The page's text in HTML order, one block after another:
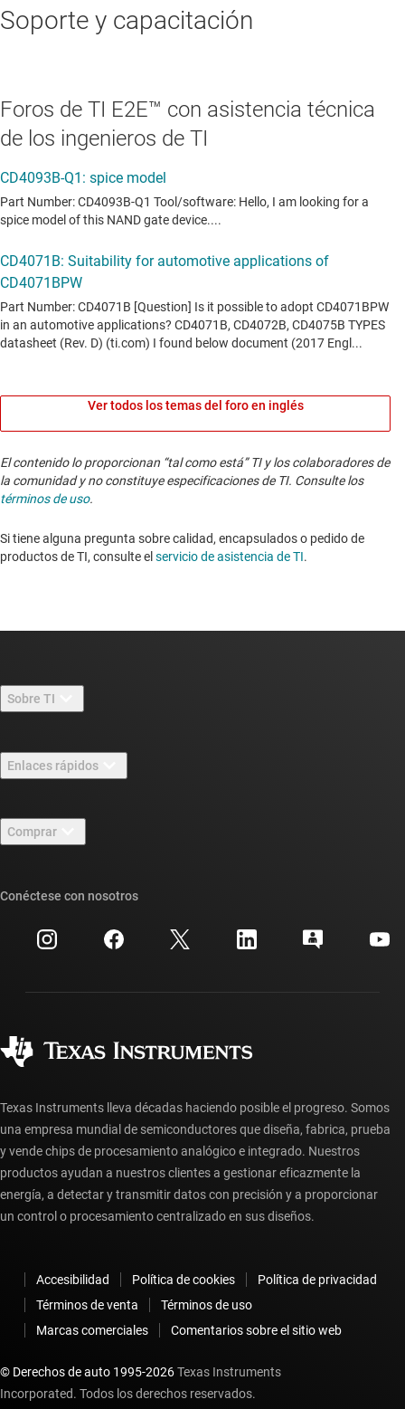
Soporte y capacitación
Foros de TI E2E™ con asistencia técnica
de los ingenieros de TI
Ver todos los temas del foro en inglés
El contenido lo proporcionan “tal como está” TI y los colaboradores de
la comunidad y no constituye especificaciones de TI. Consulte los
términos de uso.
Si tiene alguna pregunta sobre calidad, encapsulados o pedido de
productos de TI, consulte el servicio de asistencia de TI. ​​​​​​​​​​​​​​
Sobre TI
Carreras laborales
Sala de redacción
Eventos
Relaciones con los inversionistas
Enlaces rápidos
Foros de soporte de diseño de TI E2E™
Búsqueda de referencias cruzadas
Centro de atención al cliente
Preguntas frecuentes sobre la cuenta myTI
Comprar
Preguntas frecuentes sobre pedidos
Conéctese con nosotros
Texas Instruments lleva décadas haciendo posible el progreso. Somos
una empresa mundial de semiconductores que diseña, fabrica, prueba
y vende chips de procesamiento analógico e integrado. Nuestros
productos ayudan a nuestros clientes a gestionar eficazmente la
energía, a detectar y transmitir datos con precisión y a proporcionar
un control o procesamiento centralizado en sus diseños.
Accesibilidad Política de cookies
Política de privacidad
Términos de venta
Términos de uso
Marcas comerciales
Comentarios sobre el sitio web
© Derechos de auto 1995-2026Texas Instruments
Incorporated. Todos los derechos reservados.